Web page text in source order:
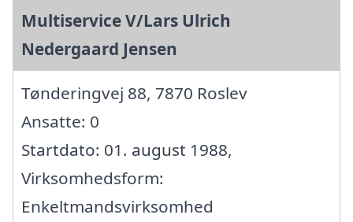
Multiservice V/Lars Ulrich
Nedergaard Jensen
Tønderingvej 88, 7870 Roslev
Ansatte: 0
Startdato: 01. august 1988,
Virksomhedsform:
Enkeltmandsvirksomhed